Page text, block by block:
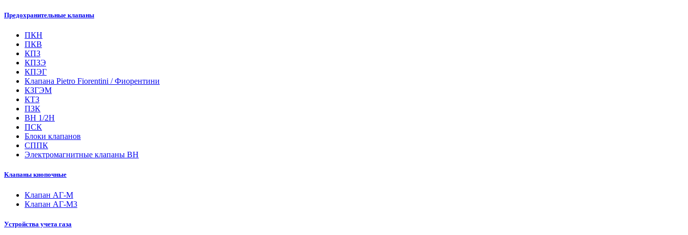
Предохранительные клапаны
ПКН
ПКВ
КПЗ
КПЗЭ
КПЭГ
Клапана Pietro Fiorentini / Фиорентини
КЗГЭМ
КТЗ
ПЗК
ВН 1/2Н
ПСК
Блоки клапанов
СППК
Электромагнитные клапаны ВН
Клапаны кнопочные
Клапан АГ-М
Клапан АГ-М3
Устройства учета газа